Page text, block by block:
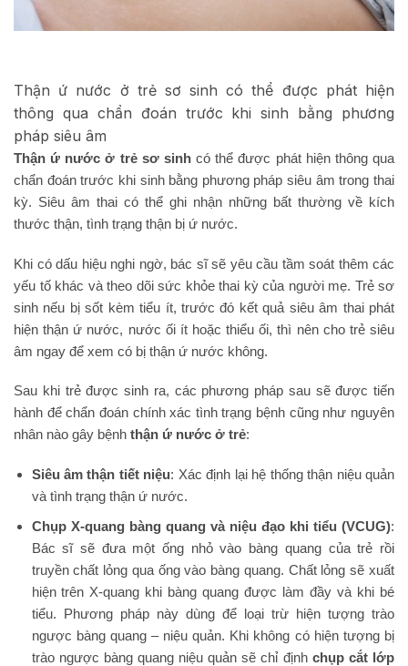
Thận ứ nước ở trẻ sơ sinh có thể được phát hiện
thông qua chẩn đoán trước khi sinh bằng phương
pháp siêu âm
Thận ứ nước ở trẻ sơ sinhcó thể được phát hiện thông qua
chẩn đoán trước khi sinh bằng phương pháp siêu âm trong thai
kỳ. Siêu âm thai có thể ghi nhận những bất thường về kích
thước thận, tình trạng thận bị ứ nước.
Khi có dấu hiệu nghi ngờ, bác sĩ sẽ yêu cầu tầm soát thêm các
yếu tố khác và theo dõi sức khỏe thai kỳ của người mẹ. Trẻ sơ
sinh nếu bị sốt kèm tiểu ít, trước đó kết quả siêu âm thai phát
hiện thận ứ nước, nước ối ít hoặc thiểu ối, thì nên cho trẻ siêu
âm ngay để xem có bị thận ứ nước không.
Sau khi trẻ được sinh ra, các phương pháp sau sẽ được tiến
hành để chẩn đoán chính xác tình trạng bệnh cũng như nguyên
nhân nào gây bệnh thận ứ nước ở trẻ:
Siêu âm thận tiết niệu: Xác định lại hệ thống thận niệu quản
và tình trạng thận ứ nước.
Chụp X-quang bàng quang và niệu đạo khi tiểu (VCUG):
Bác sĩ sẽ đưa một ống nhỏ vào bàng quang của trẻ rồi
truyền chất lỏng qua ống vào bàng quang. Chất lỏng sẽ xuất
hiện trên X-quang khi bàng quang được làm đầy và khi bé
tiểu. Phương pháp này dùng để loại trừ hiện tượng trào
ngược bàng quang – niệu quản. Khi không có hiện tượng bị
trào ngược bàng quang niệu quản sẽ chỉ định chụp cắt lớp